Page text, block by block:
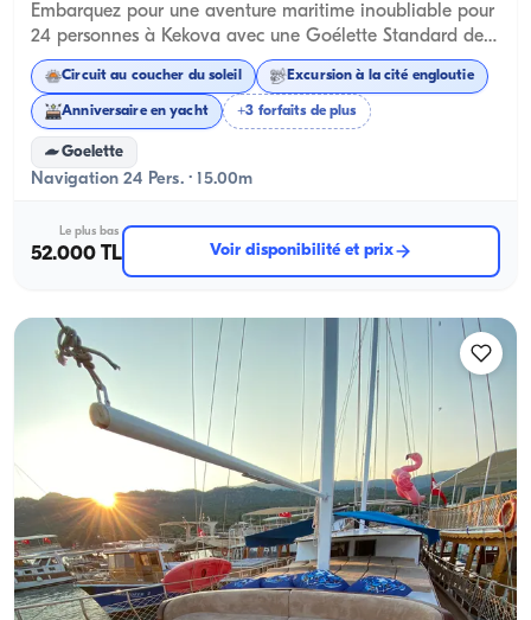
Embarquez pour une aventure maritime inoubliable pour
24 personnes à Kekova avec une Goélette Standard de
15 mètres
Circuit au coucher du soleil Excursion à la cité engloutie
Anniversaire en yacht +3 forfaits de plus
Goelette
Navigation 24 Pers. · 15.00m
Le plus bas
52.000 TL Voir disponibilité et prix